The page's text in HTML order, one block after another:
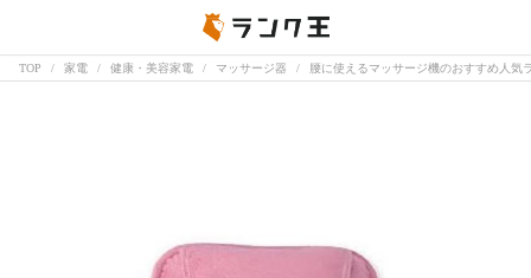
TOP 家電 健康・美容家電 マッサージ器 腰に使えるマッサージ機のおすすめ人気